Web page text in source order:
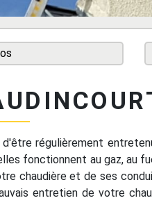
d'être régulièrement
fonctionnent au gaz, au
chaudière et de ses
entretien de votre